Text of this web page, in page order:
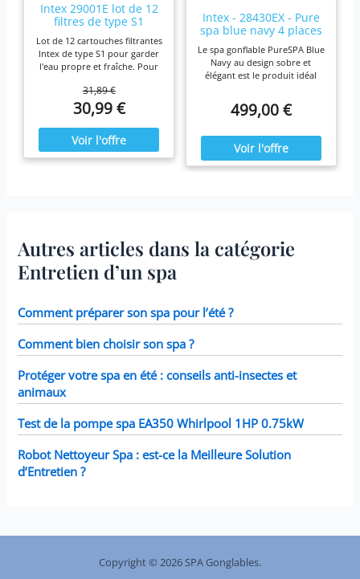
Intex 29001E lot de 12
filtres de type S1
Lot de 12 cartouches filtrantes
Intex de type S1 pour garder
l'eau propre et fraîche. Pour
nettoyez les cartouches
chaque semaine et remplacez-
les une fois par mois ou plus
tôt Il est fabriqué avec du
papier Dacron résistant facile
à nettoyer, pour une filtration
10,2 cm.
31,89 €
30,99 €
Intex - 28430EX - Pure
spa blue navy 4 places
Le spa gonflable PureSPA Blue
Navy au design sobre et
élégant est le produit idéal
vous à la maison en été
confortablement installé dans
votre spa Blue Navy.
499,00 €
Autres articles dans la catégorie
Entretien d’un spa
Comment préparer son spa pour l’été ?
Comment bien choisir son spa ?
Protéger votre spa en été : conseils anti-insectes et
animaux
Test de la pompe spa EA350 Whirlpool 1HP 0.75kW
Robot Nettoyeur Spa : est-ce la Meilleure Solution
d’Entretien ?
Copyright © 2026 SPA Gonglables.